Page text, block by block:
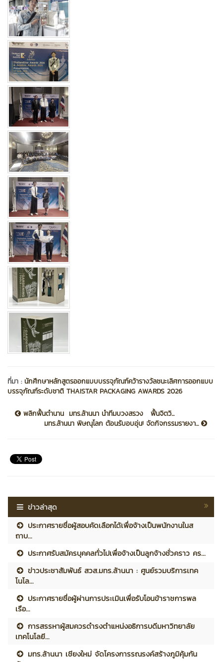
ที่มา : นักศึกษาหลักสูตรออกแบบบรรจุภัณฑ์คว้ารางวัลชนะเลิศการออกแบบ
บรรจุภัณฑ์ระดับชาติ THAISTAR PACKAGING AWARDS 2026
พลิกฟื้นตำนาน มทร.ล้านนา นำทีมบวงสรวง ฟื้นจิตวิ...
มทร.ล้านนา พิษณุโลก ต้อนรับอบอุ่น! จัดกิจกรรมรายงา...
ข่าวล่าสุด
ประกาศรายชื่อผู้สอบคัดเลือกได้เพื่อจ้างเป็นพนักงานในส
ถาบ...
ประกาศรับสมัครบุคคลทั่วไปเพื่อจ้างเป็นลูกจ้างชั่วคราว คร...
ข่าวประชาสัมพันธ์ สวส.มทร.ล้านนา : ศูนย์รวมบริการเทค
โนโล...
ประกาศรายชื่อผู้ผ่านการประเมินเพื่อรับโอนข้าราชการพล
เรือ...
การสรรหาผู้สมควรดำรงตำแหน่งอธิการบดีมหาวิทยาลัย
เทคโนโลยี...
มทร.ล้านนา เชียงใหม่ จัดโครงการรณรงค์สร้างภูมิคุ้มกัน